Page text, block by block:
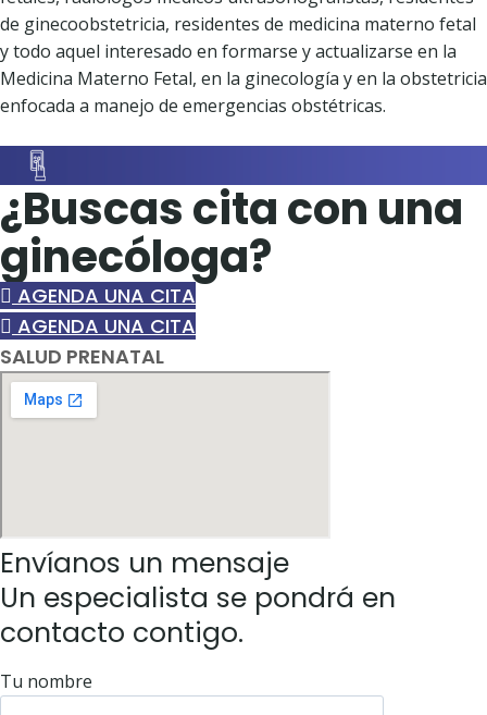
de ginecoobstetricia, residentes de medicina materno fetal
y todo aquel interesado en formarse y actualizarse en la
Medicina Materno Fetal, en la ginecología y en la obstetricia
enfocada a manejo de emergencias obstétricas.
¿Buscas cita con una
ginecóloga?
AGENDA UNA CITA
AGENDA UNA CITA
SALUD PRENATAL
Envíanos un mensaje
Un especialista se pondrá en
contacto contigo.
Tu nombre